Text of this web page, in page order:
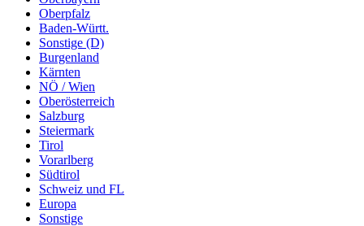
Oberpfalz
Baden-Württ.
Sonstige (D)
Burgenland
Kärnten
NÖ / Wien
Oberösterreich
Salzburg
Steiermark
Tirol
Vorarlberg
Südtirol
Schweiz und FL
Europa
Sonstige